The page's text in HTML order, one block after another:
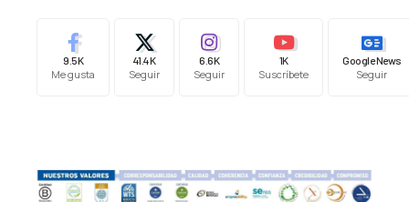
9.5K
Me gusta
41.4K
Seguir
6.6K
Seguir
1K
Suscríbete
Google News
Seguir